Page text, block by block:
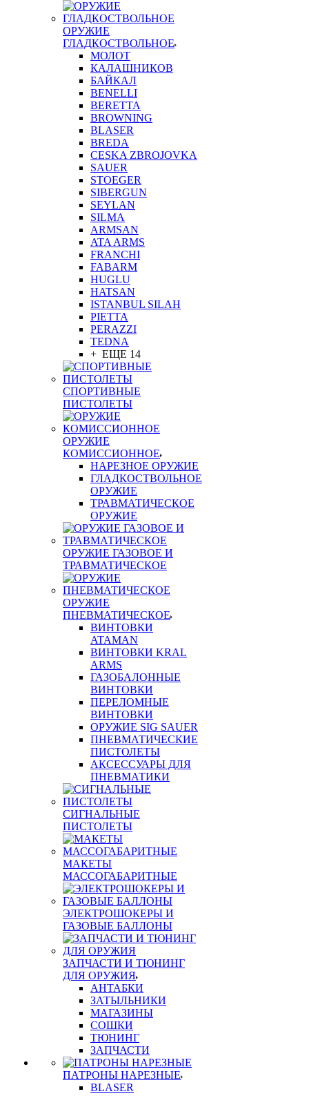
ОРУЖИЕ
ГЛАДКОСТВОЛЬНОЕ
МОЛОТ
КАЛАШНИКОВ
БАЙКАЛ
BENELLI
BERETTA
BROWNING
BLASER
BREDA
CESKA ZBROJOVKA
SAUER
STOEGER
SIBERGUN
SEYLAN
SILMA
ARMSAN
ATA ARMS
FRANCHI
FABARM
HUGLU
HATSAN
ISTANBUL SILAH
PIETTA
PERAZZI
TEDNA
+ ЕЩЕ 14
СПОРТИВНЫЕ
ПИСТОЛЕТЫ
ОРУЖИЕ
КОМИССИОННОЕ
НАРЕЗНОЕ ОРУЖИЕ
ГЛАДКОСТВОЛЬНОЕ
ОРУЖИЕ
ТРАВМАТИЧЕСКОЕ
ОРУЖИЕ
ОРУЖИЕ ГАЗОВОЕ И
ТРАВМАТИЧЕСКОЕ
ОРУЖИЕ
ПНЕВМАТИЧЕСКОЕ
ВИНТОВКИ
ATAMAN
ВИНТОВКИ KRAL
ARMS
ГАЗОБАЛОННЫЕ
ВИНТОВКИ
ПЕРЕЛОМНЫЕ
ВИНТОВКИ
ОРУЖИЕ SIG SAUER
ПНЕВМАТИЧЕСКИЕ
ПИСТОЛЕТЫ
АКСЕССУАРЫ ДЛЯ
ПНЕВМАТИКИ
СИГНАЛЬНЫЕ
ПИСТОЛЕТЫ
МАКЕТЫ
МАССОГАБАРИТНЫЕ
ЭЛЕКТРОШОКЕРЫ И
ГАЗОВЫЕ БАЛЛОНЫ
ЗАПЧАСТИ И ТЮНИНГ
ДЛЯ ОРУЖИЯ
АНТАБКИ
ЗАТЫЛЬНИКИ
МАГАЗИНЫ
СОШКИ
ТЮНИНГ
ЗАПЧАСТИ
ПАТРОНЫ НАРЕЗНЫЕ
BLASER